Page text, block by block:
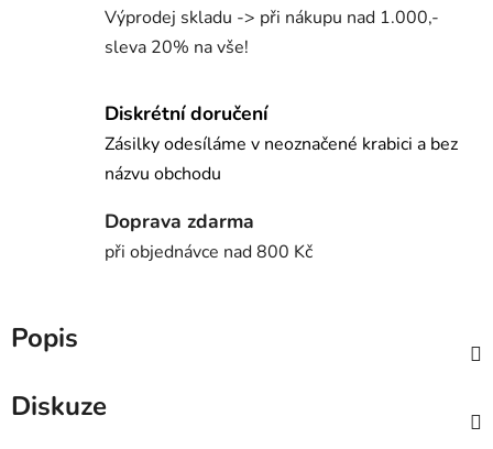
Výprodej skladu -> při nákupu nad 1.000,-
sleva 20% na vše!
Diskrétní doručení
Zásilky odesíláme v neoznačené krabici a bez
názvu obchodu
Doprava zdarma
při objednávce nad 800 Kč
Popis
Diskuze